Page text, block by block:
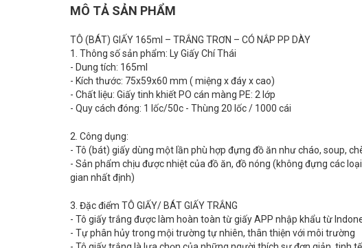
MÔ TẢ SẢN PHẨM
TÔ (BÁT) GIẤY 165ml – TRẮNG TRƠN – CÓ NẮP PP DÀY
1. Thông số sản phẩm: Ly Giấy Chí Thái
- Dung tích: 165ml
- Kích thước: 75x59x60 mm ( miệng x đáy x cao)
- Chất liệu: Giấy tinh khiết PO cán màng PE: 2 lớp
- Quy cách đóng: 1 lốc/50c - Thùng 20 lốc / 1000 cái
2. Công dụng:
- Tô (bát) giấy dùng một lần phù hợp đựng đồ ăn như cháo, soup,
- Sản phẩm chịu được nhiệt của đồ ăn, đồ nóng (không đựng các
gian nhất định)
3. Đặc điểm TÔ GIẤY/ BÁT GIẤY TRẮNG
- Tô giấy trắng được làm hoàn toàn từ giấy APP nhập khẩu từ
- Tự phân hủy trong mội trường tự nhiên, thân thiện với môi trường